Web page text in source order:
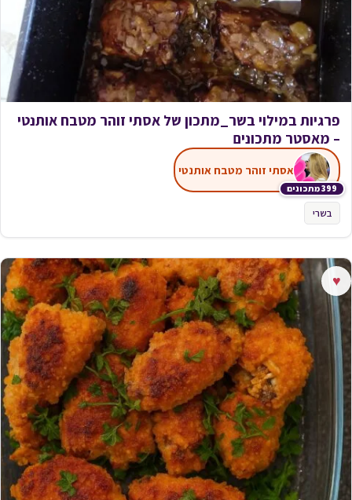
פרגיות במילוי בשר_מתכון של אסתי זוהר מטבח אותנטי
– מאסטר מתכונים
399 מתכונים
אסתי זוהר מטבח אותנטי
בשרי
♥